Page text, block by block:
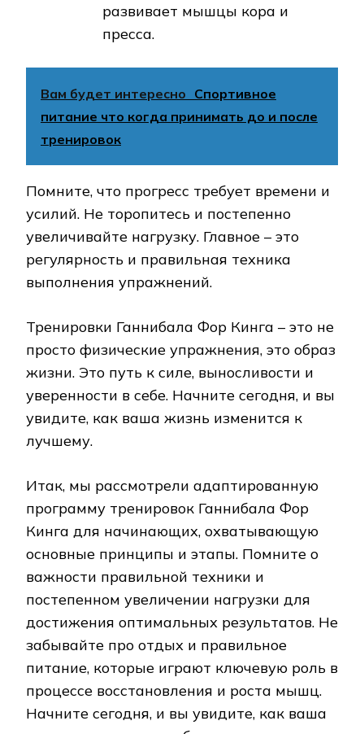
развивает мышцы кора и
пресса.
Вам будет интересно Спортивное
питание что когда принимать до и после
тренировок
Помните, что прогресс требует времени и
усилий. Не торопитесь и постепенно
увеличивайте нагрузку. Главное – это
регулярность и правильная техника
выполнения упражнений.
Тренировки Ганнибала Фор Кинга – это не
просто физические упражнения, это образ
жизни. Это путь к силе, выносливости и
уверенности в себе. Начните сегодня, и вы
увидите, как ваша жизнь изменится к
лучшему.
Итак, мы рассмотрели адаптированную
программу тренировок Ганнибала Фор
Кинга для начинающих, охватывающую
основные принципы и этапы. Помните о
важности правильной техники и
постепенном увеличении нагрузки для
достижения оптимальных результатов. Не
забывайте про отдых и правильное
питание, которые играют ключевую роль в
процессе восстановления и роста мышц.
Начните сегодня, и вы увидите, как ваша